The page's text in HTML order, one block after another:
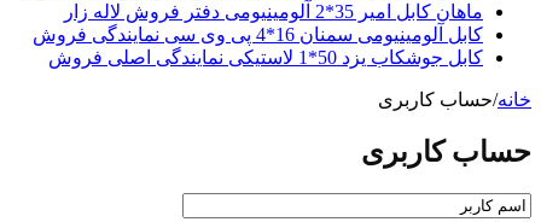
ماهان کابل امیر 35*2 آلومینیومی دفتر فروش لاله زار
کابل آلومینیومی سمنان 16*4 پی وی سی نمایندگی فروش
کابل جوشکاب یزد 50*1 لاستیکی نمایندگی اصلی فروش
خانه/حساب کاربری
حساب کاربری